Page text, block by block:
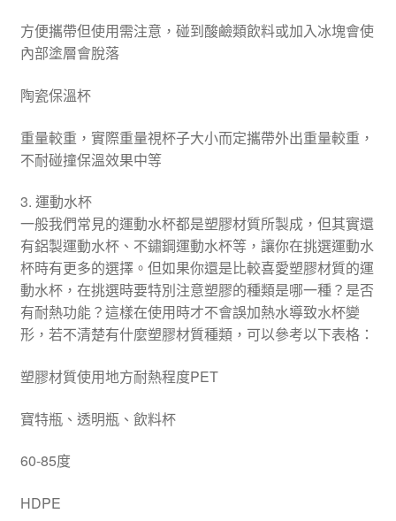
方便攜帶但使用需注意，碰到酸鹼類飲料或加入冰塊會使
內部塗層會脫落
陶瓷保溫杯
重量較重，實際重量視杯子大小而定攜帶外出重量較重，
不耐碰撞保溫效果中等
3. 運動水杯
一般我們常見的運動水杯都是塑膠材質所製成，但其實還
有鋁製運動水杯、不鏽鋼運動水杯等，讓你在挑選運動水
杯時有更多的選擇。但如果你還是比較喜愛塑膠材質的運
動水杯，在挑選時要特別注意塑膠的種類是哪一種？是否
有耐熱功能？這樣在使用時才不會誤加熱水導致水杯變
形，若不清楚有什麼塑膠材質種類，可以參考以下表格：
塑膠材質使用地方耐熱程度PET
寶特瓶、透明瓶、飲料杯
60-85度
HDPE